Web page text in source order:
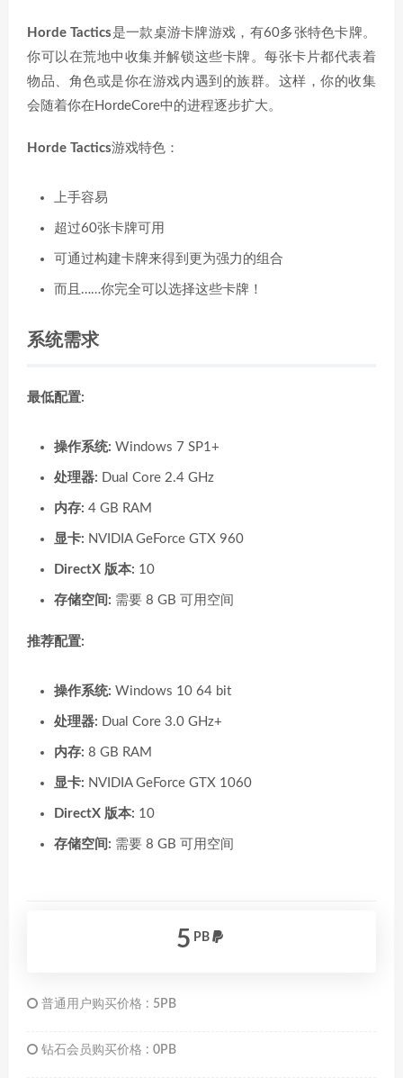
Horde Tactics 是一款桌游卡牌游戏，有60多张特色卡牌。
你可以在荒地中收集并解锁这些卡牌。每张卡片都代表着
物品、角色或是你在游戏内遇到的族群。这样，你的收集
会随着你在HordeCore中的进程逐步扩大。
Horde Tactics游戏特色：
上手容易
超过60张卡牌可用
可通过构建卡牌来得到更为强力的组合
而且……你完全可以选择这些卡牌！
系统需求
最低配置:
操作系统: Windows 7 SP1+
处理器: Dual Core 2.4 GHz
内存: 4 GB RAM
显卡: NVIDIA GeForce GTX 960
DirectX 版本: 10
存储空间: 需要 8 GB 可用空间
推荐配置:
操作系统: Windows 10 64 bit
处理器: Dual Core 3.0 GHz+
内存: 8 GB RAM
显卡: NVIDIA GeForce GTX 1060
DirectX 版本: 10
存储空间: 需要 8 GB 可用空间
5 PB
普通用户购买价格 : 5PB
钻石会员购买价格 : 0PB